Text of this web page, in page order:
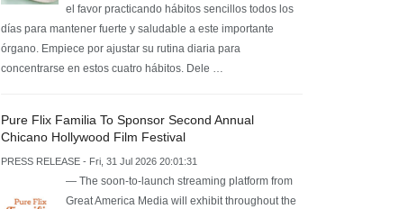
el favor practicando hábitos sencillos todos los
días para mantener fuerte y saludable a este importante
órgano. Empiece por ajustar su rutina diaria para
concentrarse en estos cuatro hábitos. Dele …
Pure Flix Familia To Sponsor Second Annual
Chicano Hollywood Film Festival
PRESS RELEASE - Fri, 31 Jul 2026 20:01:31
— The soon-to-launch streaming platform from
Great America Media will exhibit throughout the